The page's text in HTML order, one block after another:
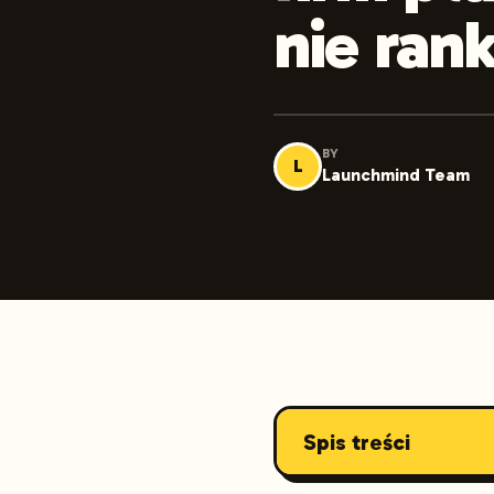
nie
L
BY
Launchmind Team
Spis treści